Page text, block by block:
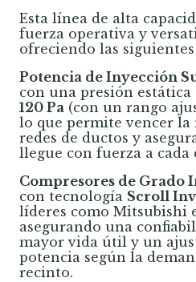
Esta línea de alta
fuerza operativa y
ofreciendo las
Potencia de Inyección
con una presión
120 Pa (con un rango
lo que permite vencer la
redes de ductos y
llegue con fuerza a cada
Compresores de Grado
con tecnología Scroll
líderes como Mitsubishi
asegurando una
mayor vida útil y un
potencia según la
recinto.